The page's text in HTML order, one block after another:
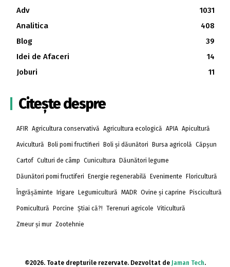
Adv
1031
Analitica
408
Blog
39
Idei de Afaceri
14
Joburi
11
Citește despre
AFIR Agricultura conservativă Agricultura ecologică APIA Apicultură
Avicultură Boli pomi fructifieri Boli și dăunători Bursa agricolă Căpșun
Cartof Culturi de câmp Cunicultura Dăunători legume
Dăunători pomi fructiferi Energie regenerabilă Evenimente Floricultură
Îngrășăminte Irigare Legumicultură MADR Ovine și caprine Piscicultură
Pomicultură Porcine Știai că?! Terenuri agricole Viticultură
Zmeur și mur Zootehnie
©2026. Toate drepturile rezervate. Dezvoltat de Jaman Tech.